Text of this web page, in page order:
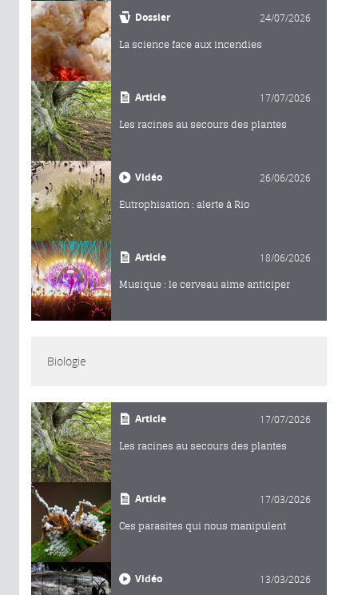
Dossier 24/07/2026
La science face aux incendies
Article 17/07/2026
Les racines au secours des plantes
Vidéo 26/06/2026
Eutrophisation : alerte à Rio
Article 18/06/2026
Musique : le cerveau aime anticiper
Biologie
Article 17/07/2026
Les racines au secours des plantes
Article 17/03/2026
Ces parasites qui nous manipulent
Vidéo 13/03/2026